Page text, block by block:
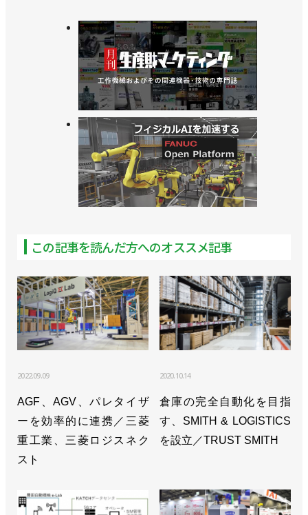
>>ロボット自動倉庫の「イノベーションハブ」開設
／オートストア
>>新ソフト開発で高密度自動倉庫のパフォーマンス
向上／オートストア
この記事を読んだ方へのオススメ記事
2022.09.09
AGF、AGV、パレタイザ
ーを効率的に連携／三菱
重工業、三菱ロジスネク
スト
2020.10.14
倉庫の完全自動化を目指
す、SMITH & LOGISTICS
を設立／TRUST SMITH